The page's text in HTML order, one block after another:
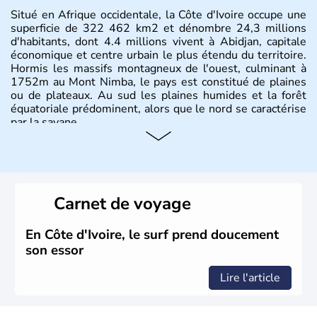
Situé en Afrique occidentale, la Côte d'Ivoire occupe une
superficie de 322 462 km2 et dénombre 24,3 millions
d'habitants, dont 4.4 millions vivent à Abidjan, capitale
économique et centre urbain le plus étendu du territoire.
Hormis les massifs montagneux de l'ouest, culminant à
1752m au Mont Nimba, le pays est constitué de plaines
ou de plateaux. Au sud les plaines humides et la forêt
équatoriale prédominent, alors que le nord se caractérise
par la savane.
Carnet de voyage
En Côte d'Ivoire, le surf prend doucement
son essor
Lire l'article